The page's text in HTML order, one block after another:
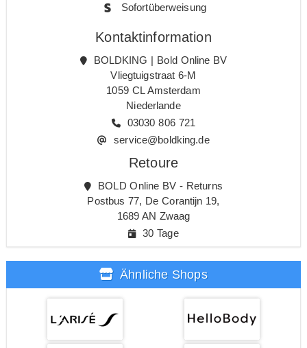
Sofortüberweisung
Kontaktinformation
BOLDKING | Bold Online BV
Vliegtuigstraat 6-M
1059 CL Amsterdam
Niederlande
03030 806 721
service@boldking.de
Retoure
BOLD Online BV - Returns
Postbus 77, De Corantijn 19,
1689 AN Zwaag
30 Tage
Ähnliche Shops